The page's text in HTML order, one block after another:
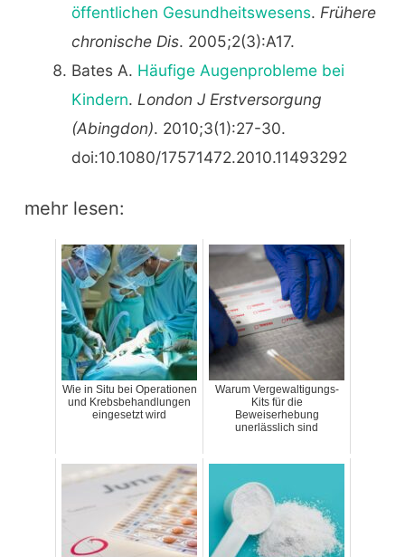
öffentlichen Gesundheitswesens. Frühere
chronische Dis. 2005;2(3):A17.
Bates A. Häufige Augenprobleme bei
Kindern. London J Erstversorgung
(Abingdon). 2010;3(1):27-30.
doi:10.1080/17571472.2010.11493292
mehr lesen:
Wie in Situ bei Operationen
und Krebsbehandlungen
eingesetzt wird
Warum Vergewaltigungs-
Kits für die
Beweiserhebung
unerlässlich sind